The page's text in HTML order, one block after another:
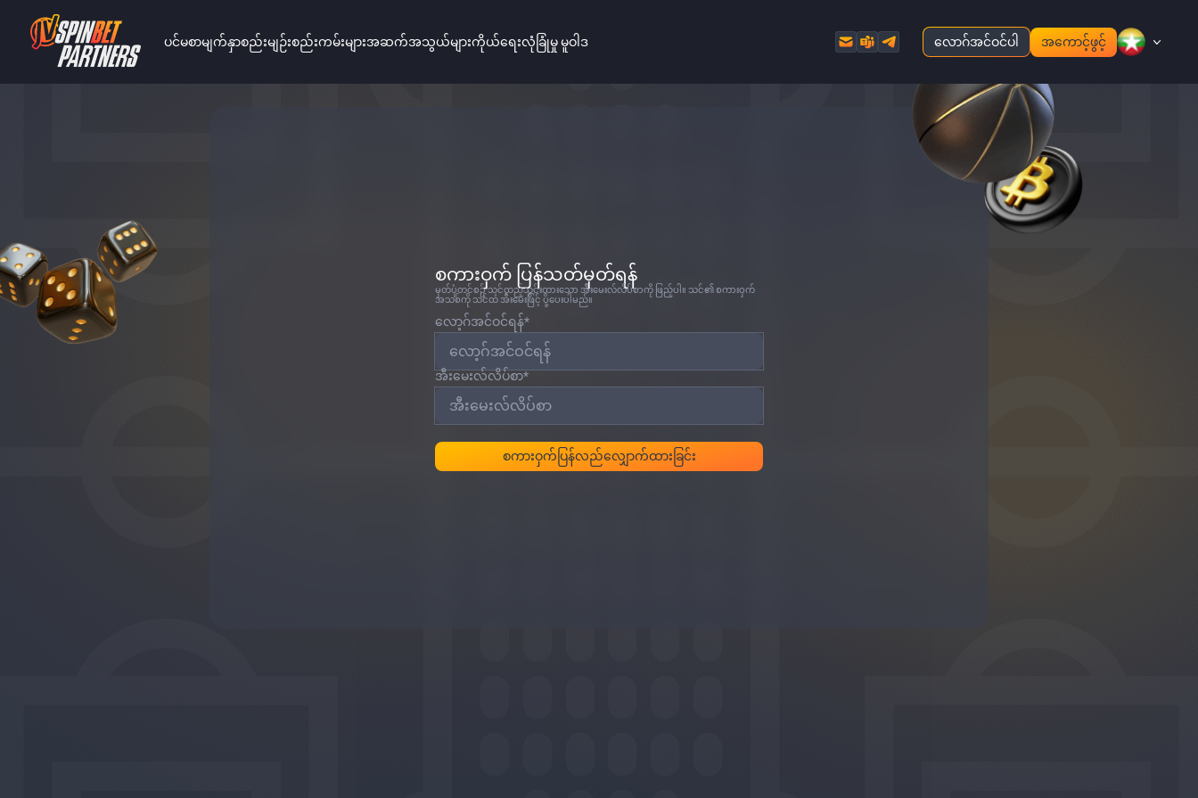
ပင်မစာမျက်နှာစည်းမျဉ်းစည်းကမ်းများအဆက်အသွယ်များကိုယ်ရေးလုံခြုံမှု မူဝါဒ လောဂ်အင်ဝင်ပါ အကောင့်ဖွင့်
စကားဝှက် ပြန်သတ်မှတ်ရန်
မှတ်ပုံတင်စဉ် သင်ထည့်သွင်းထားသော အီးမေးလ်လိပ်စာကို ဖြည့်ပါ။ သင်၏ စကားဝှက်
အသစ်ကို သင်ထံ အီးမေးဖြင့် ပို့ပေးပါမည်။
လော့ဂ်အင်ဝင်ရန်*
အီးမေးလ်လိပ်စာ*
စကားဝှက်ပြန်လည်လျှောက်ထားခြင်း